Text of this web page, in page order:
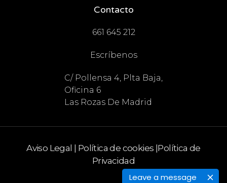
Leave a message
Contacto
661 645 212
Escríbenos
C/ Pollensa 4, Plta Baja,
Oficina 6
Las Rozas De Madrid
Aviso Legal | Política de cookies |Política de
Privacidad